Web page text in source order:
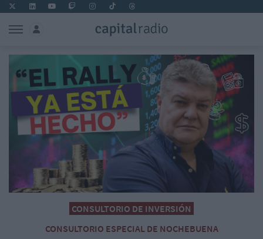
CONSULTORIO DE INVERSIÓN
CONSULTORIO ESPECIAL DE NOCHEBUENA